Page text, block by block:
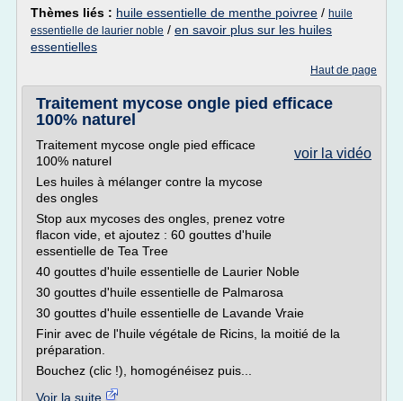
Thèmes liés : huile essentielle de menthe poivree / huile
essentielle de laurier noble / en savoir plus sur les huiles
essentielles
Haut de page
Traitement mycose ongle pied efficace
100% naturel
voir la vidéo
Traitement mycose ongle pied efficace
100% naturel
Les huiles à mélanger contre la mycose
des ongles
Stop aux mycoses des ongles, prenez votre
flacon vide, et ajoutez : 60 gouttes d'huile
essentielle de Tea Tree
40 gouttes d'huile essentielle de Laurier Noble
30 gouttes d'huile essentielle de Palmarosa
30 gouttes d'huile essentielle de Lavande Vraie
Finir avec de l'huile végétale de Ricins, la moitié de la
préparation.
Bouchez (clic !), homogénéisez puis...
Voir la suite